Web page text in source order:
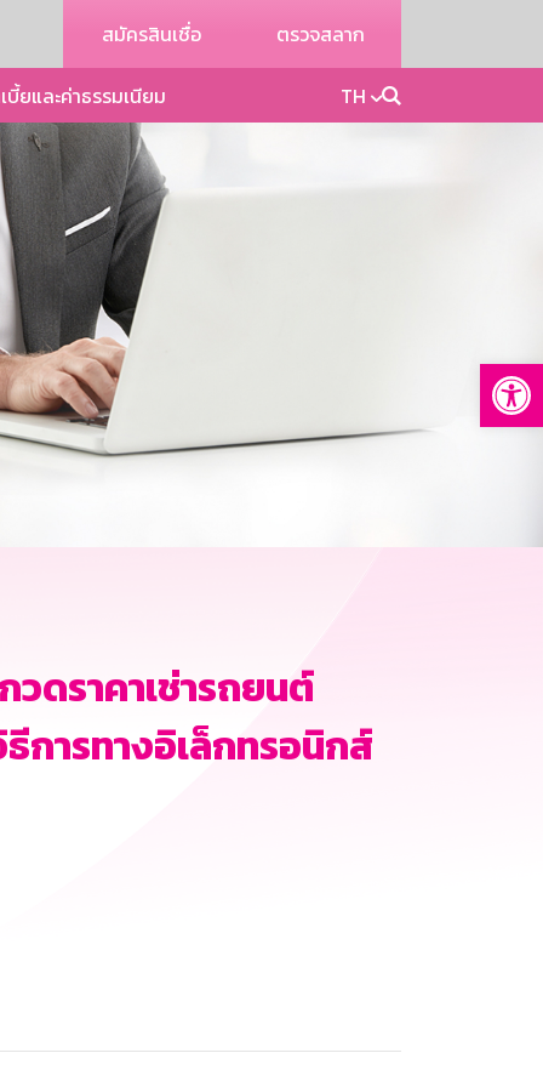
สมัครสินเชื่อ ตรวจสลาก
บี้ยและค่าธรรมเนียม TH
วดราคาเช่ารถยนต์
การทางอิเล็กทรอนิกส์